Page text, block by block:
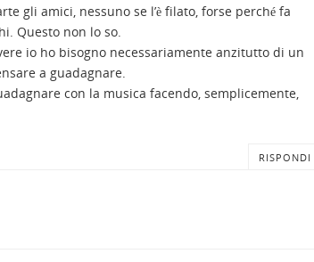
gli amici, nessuno se l’è filato, forse perché fa
Questo non lo so.
io ho bisogno necessariamente anzitutto di un
a guadagnare.
con la musica facendo, semplicemente,
RISPONDI